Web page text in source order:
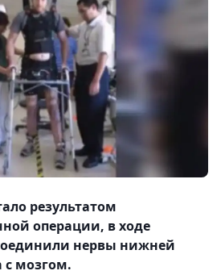
результатом
операции, в ходе
нервы нижней
с мозгом.